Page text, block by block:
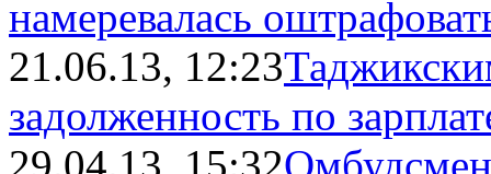
намеревалась
21.06.13, 12:23
задолженность по